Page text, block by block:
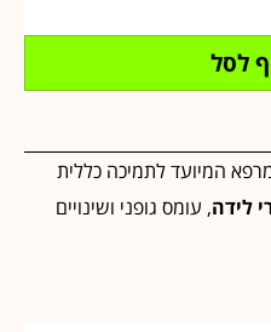
לסל
המיועד לתמיכה כללית
לידה, עומס גופני ושינויים